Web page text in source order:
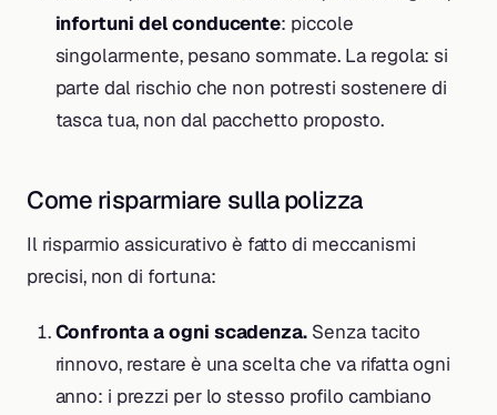
infortuni del conducente: piccole
singolarmente, pesano sommate. La regola: si
parte dal rischio che non potresti sostenere di
tasca tua, non dal pacchetto proposto.
Come risparmiare sulla polizza
Il risparmio assicurativo è fatto di meccanismi
precisi, non di fortuna:
Confronta a ogni scadenza. Senza tacito
rinnovo, restare è una scelta che va rifatta ogni
anno: i prezzi per lo stesso profilo cambiano